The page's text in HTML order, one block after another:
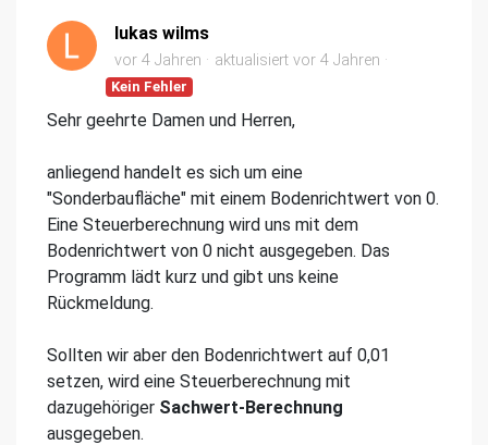
lukas wilms
vor 4 Jahren aktualisiert vor 4 Jahren
Kein Fehler
Sehr geehrte Damen und Herren,
anliegend handelt es sich um eine
"Sonderbaufläche" mit einem Bodenrichtwert von 0.
Eine Steuerberechnung wird uns mit dem
Bodenrichtwert von 0 nicht ausgegeben. Das
Programm lädt kurz und gibt uns keine
Rückmeldung.
Sollten wir aber den Bodenrichtwert auf 0,01
setzen, wird eine Steuerberechnung mit
dazugehöriger Sachwert-Berechnung
ausgegeben.